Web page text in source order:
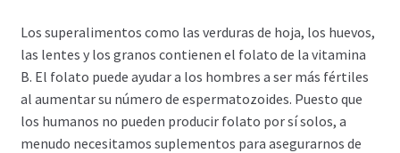
Los superalimentos como las verduras de hoja, los huevos,
las lentes y los granos contienen el folato de la vitamina
B. El folato puede ayudar a los hombres a ser más fértiles
al aumentar su número de espermatozoides. Puesto que
los humanos no pueden producir folato por sí solos, a
menudo necesitamos suplementos para asegurarnos de